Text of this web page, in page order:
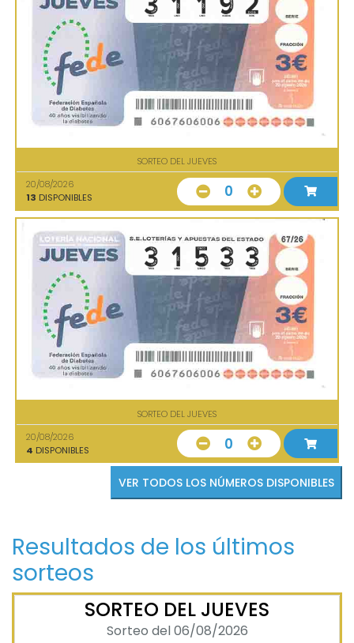
SORTEO DEL JUEVES
20/08/2026
13 DISPONIBLES 0
SORTEO DEL JUEVES
20/08/2026
4 DISPONIBLES 0
VER TODOS LOS NÚMEROS DISPONIBLES
Resultados de los últimos
sorteos
SORTEO DEL JUEVES
Sorteo del 06/08/2026